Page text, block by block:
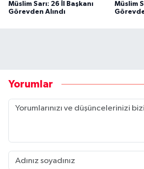
Müslim Sarı: 26 İl Başkanı
Görevden Alındı
Müslim
Yorumlar